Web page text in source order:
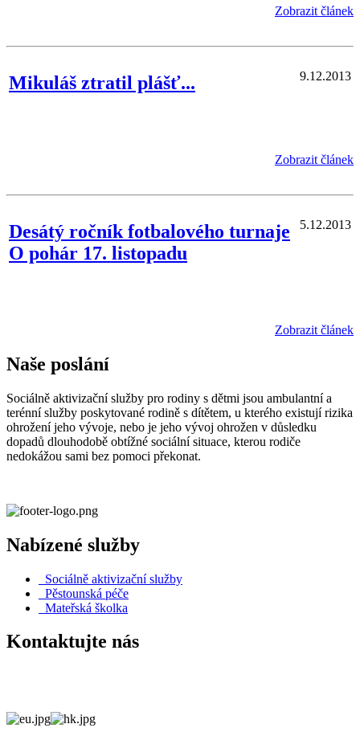
Zobrazit článek
Mikuláš ztratil plášť... 9.12.2013
Zobrazit článek
Desátý ročník fotbalového turnaje
O pohár 17. listopadu
5.12.2013
Zobrazit článek
Naše poslání
Sociálně aktivizační služby pro rodiny s dětmi jsou ambulantní a
terénní služby poskytované rodině s dítětem, u kterého existují rizika
ohrožení jeho vývoje, nebo je jeho vývoj ohrožen v důsledku
dopadů dlouhodobě obtížné sociální situace, kterou rodiče
nedokážou sami bez pomoci překonat.
Nabízené služby
Sociálně aktivizační služby
Pěstounská péče
Mateřská školka
Kontaktujte nás